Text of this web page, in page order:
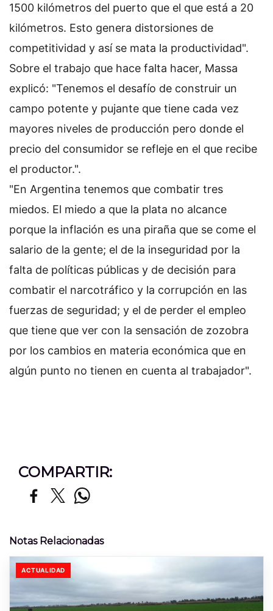
1500 kilómetros del puerto que el que está a 20
kilómetros. Esto genera distorsiones de
competitividad y así se mata la productividad".
Sobre el trabajo que hace falta hacer, Massa
explicó: "Tenemos el desafío de construir un
campo potente y pujante que tiene cada vez
mayores niveles de producción pero donde el
precio del consumidor se refleje en el que recibe
el productor.".
"En Argentina tenemos que combatir tres
miedos. El miedo a que la plata no alcance
porque la inflación es una piraña que se come el
salario de la gente; el de la inseguridad por la
falta de políticas públicas y de decisión para
combatir el narcotráfico y la corrupción en las
fuerzas de seguridad; y el de perder el empleo
que tiene que ver con la sensación de zozobra
por los cambios en materia económica que en
algún punto no tienen en cuenta al trabajador".
COMPARTIR:
Notas Relacionadas
ACTUALIDAD